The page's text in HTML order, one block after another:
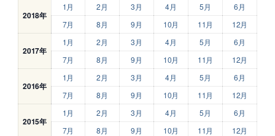
2018年
1月 2月 3月 4月 5月
6月
7月
8月 9月 10月 11月 12月
2017年
1月 2月 3月 4月 5月
6月
7月
8月 9月 10月 11月 12月
2016年
1月 2月 3月 4月 5月
6月
7月
8月 9月 10月 11月 12月
2015年
1月 2月 3月 4月 5月
6月
7月
8月 9月 10月 11月 12月